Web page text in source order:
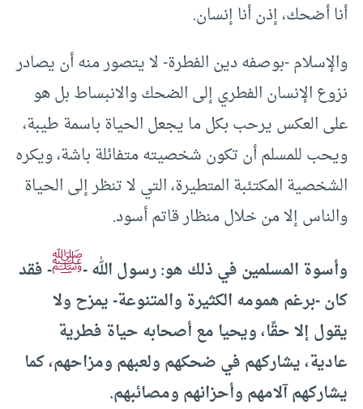
أنا أضحك، إذن أنا إنسان.
والإسلام -بوصفه دين الفطرة- لا يتصور منه أن يصادر
نزوع الإنسان الفطري إلى الضحك والانبساط بل هو
على العكس يرحب بكل ما يجعل الحياة باسمة طيبة،
ويحب للمسلم أن تكون شخصيته متفائلة باشة، ويكره
الشخصية المكتئبة المتطيرة، التي لا تنظر إلى الحياة
والناس إلا من خلال منظار قاتم أسود.
وأسوة المسلمين في ذلك هو: رسول الله -ﷺ- فقد
كان -برغم همومه الكثيرة والمتنوعة- يمزح ولا
يقول إلا حقًا، ويحيا مع أصحابه حياة فطرية
عادية، يشاركهم في ضحكهم ولعبهم ومزاحهم، كما
يشاركهم آلامهم وأحزانهم ومصائبهم.